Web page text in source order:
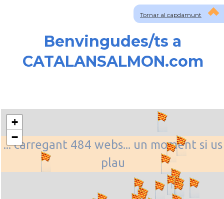
Tornar al capdamunt
Benvingudes/ts a
CATALANSALMON.com
... carregant 484 webs... un moment si us
plau
+
−